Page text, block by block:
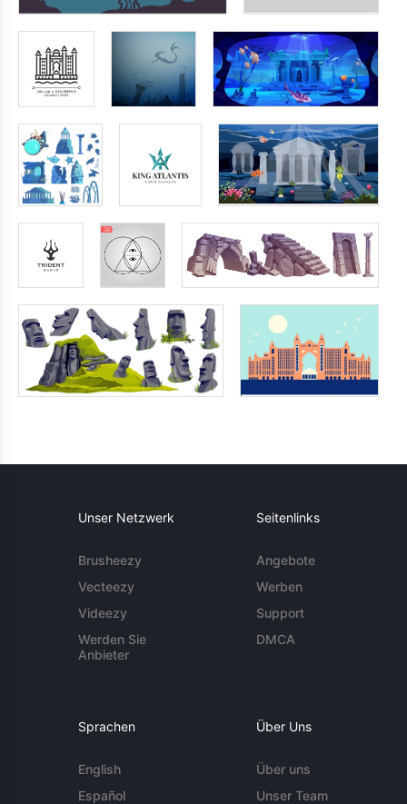
Unser Netzwerk
Brusheezy
Vecteezy
Videezy
Werden Sie
Anbieter
Seitenlinks
Angebote
Werben
Support
DMCA
Sprachen
English
Español
Über Uns
Über uns
Unser Team